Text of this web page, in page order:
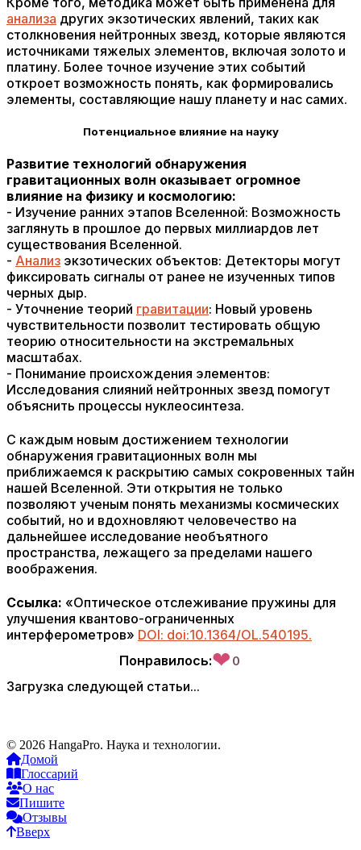
анализа других экзотических явлений, таких как
столкновения нейтронных звезд, которые являются
источниками тяжелых элементов, включая золото и
платину. Более точное изучение этих событий
откроет возможность понять, как формировались
элементы, составляющие нашу планету и нас самих.
Потенциальное влияние на науку
Развитие технологий обнаружения
гравитационных волн оказывает огромное
влияние на физику и космологию:
- Изучение ранних этапов Вселенной: Возможность
заглянуть в прошлое до первых миллиардов лет
существования Вселенной.
- Анализ экзотических объектов: Детекторы могут
фиксировать сигналы от ранее не изученных типов
черных дыр.
- Уточнение теорий гравитации: Новый уровень
чувствительности позволит тестировать общую
теорию относительности на экстремальных
масштабах.
- Понимание происхождения элементов:
Исследования слияний нейтронных звезд помогут
объяснить процессы нуклеосинтеза.
С каждым новым достижением технологии
обнаружения гравитационных волн мы
приближаемся к раскрытию самых сокровенных тайн
нашей Вселенной. Эти открытия не только
позволяют ученым понять механизмы космических
событий, но и вдохновляют человечество на
дальнейшее исследование необъятного
пространства, лежащего за пределами нашего
воображения.
Ссылка: «Оптическое отслеживание пружины для
улучшения квантово-ограниченных
интерферометров» DOI: doi:10.1364/OL.540195.
Понравилось:❤ 0
Загрузка следующей статьи...
© 2026 HangaPro. Наука и технологии.
Домой
Глоссарий
О нас
Пишите
Отзывы
Вверх